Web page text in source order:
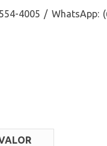
4005 / WhatsApp: